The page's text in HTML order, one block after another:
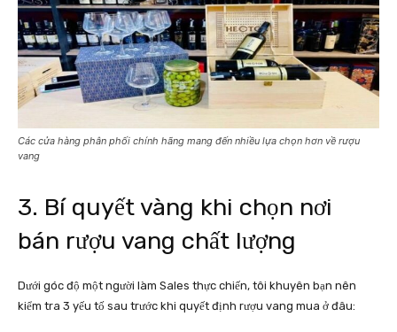
Các cửa hàng phân phối chính hãng mang đến nhiều lựa chọn hơn về rượu
vang
3. Bí quyết vàng khi chọn nơi
bán rượu vang chất lượng
Dưới góc độ một người làm Sales thực chiến, tôi khuyên bạn nên
kiểm tra 3 yếu tố sau trước khi quyết định rượu vang mua ở đâu: